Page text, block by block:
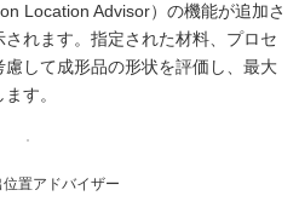
Location Advisor）の機能が追加さ
れます。指定された材料、プロセ
して成形品の形状を評価し、最大
す。
位置アドバイザー